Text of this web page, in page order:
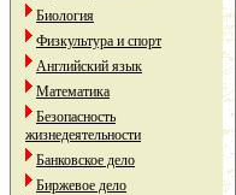
Биология
Физкультура и спорт
Английский язык
Математика
Безопасность
жизнедеятельности
Банковское дело
Биржевое дело